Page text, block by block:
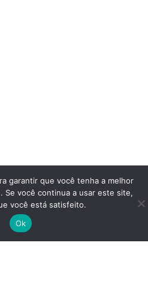
garantir que você tenha a melhor
Se você continua a usar este site,
você está satisfeito.
Ok